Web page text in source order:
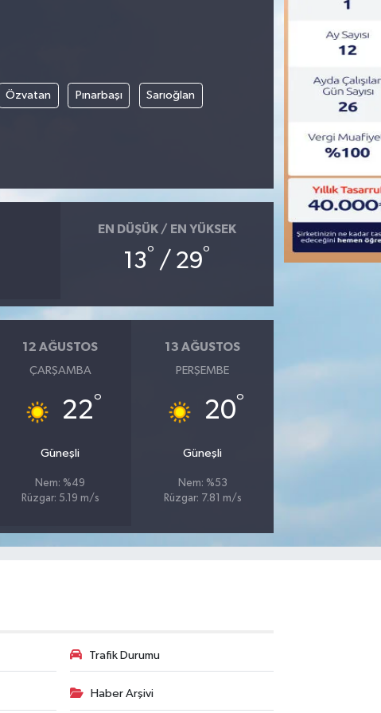
Özvatan Pınarbaşı Sarıoğlan
EN DÜŞÜK / EN YÜKSEK
13° / 29°
12 AĞUSTOS
ÇARŞAMBA
22°
Güneşli
Nem: %49
Rüzgar: 5.19 m/s
13 AĞUSTOS
PERŞEMBE
20°
Güneşli
Nem: %53
Rüzgar: 7.81 m/s
Trafik Durumu
Haber Arşivi